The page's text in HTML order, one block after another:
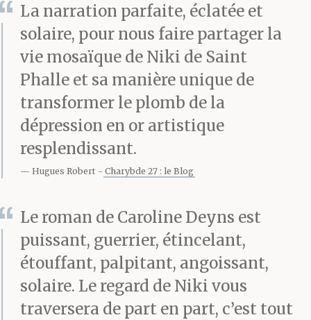
La narration parfaite, éclatée et
solaire, pour nous faire partager la
vie mosaïque de Niki de Saint
Phalle et sa manière unique de
transformer le plomb de la
dépression en or artistique
resplendissant.
Hugues Robert Charybde 27 : le Blog
Le roman de Caroline Deyns est
puissant, guerrier, étincelant,
étouffant, palpitant, angoissant,
solaire. Le regard de Niki vous
traversera de part en part, c’est tout